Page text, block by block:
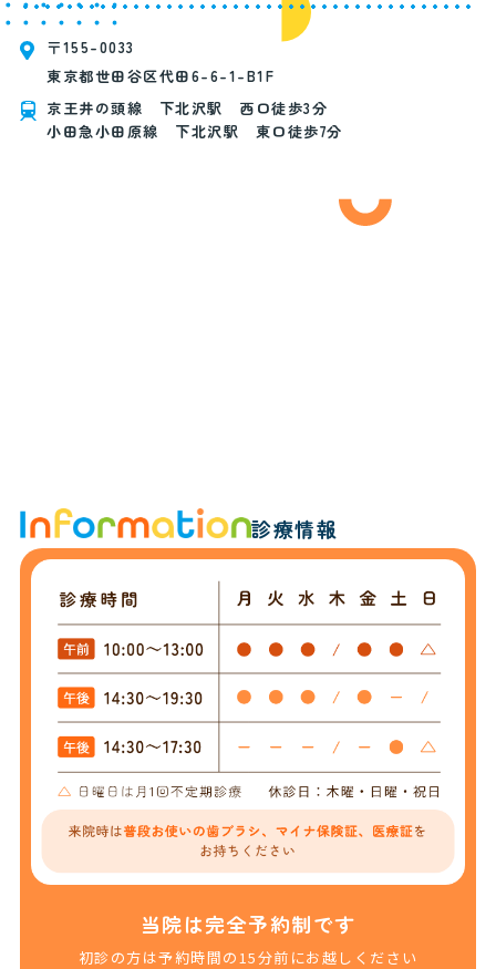
診療情報
当院は完全予約制です
初診の方は予約時間の15分前にお越しください
〒155-0033
東京都世田谷区代田6-6-1-B1F
京王井の頭線 下北沢駅 西口徒歩3分
小田急小田原線 下北沢駅 東口徒歩7分